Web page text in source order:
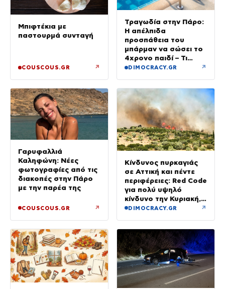
Μπιφτέκια με
παστουρμά συνταγή
COUSCOUS.GR ↗
Τραγωδία στην Πάρο:
Η απέλπιδα
προσπάθεια του
μπάρμαν να σώσει το
4χρονο παιδί – Τι
ερευνούν οι αρχές
DIMOCRACY.GR ↗
Γαρυφαλλιά
Καληφώνη: Νέες
φωτογραφίες από τις
διακοπές στην Πάρο
με την παρέα της
COUSCOUS.GR ↗
Κίνδυνος πυρκαγιάς
σε Αττική και πέντε
περιφέρειες: Red Code
για πολύ υψηλό
κίνδυνο την Κυριακή,
με μελτέμια έως 8
DIMOCRACY.GR ↗